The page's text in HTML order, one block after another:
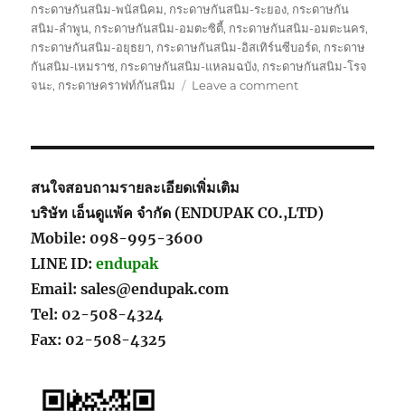
กระดาษกันสนิม-พนัสนิคม, กระดาษกันสนิม-ระยอง, กระดาษกัน
สนิม-ลำพูน, กระดาษกันสนิม-อมตะซิตี้, กระดาษกันสนิม-อมตะนคร,
กระดาษกันสนิม-อยุธยา, กระดาษกันสนิม-อิสเทิร์นซีบอร์ด, กระดาษ
กันสนิม-เหมราช, กระดาษกันสนิม-แหลมฉบัง, กระดาษกันสนิม-โรจ
จนะ, กระดาษคราฟท์กันสนิม Leave a commenton
สนิม
สนใจสอบถามรายละเอียดเพิ่มเติม
บริษัท เอ็นดูแพ้ค จำกัด (ENDUPAK CO.,LTD)
Mobile: 098-995-3600
LINE ID:endupak
Email: sales@endupak.com
Tel: 02-508-4324
Fax: 02-508-4325